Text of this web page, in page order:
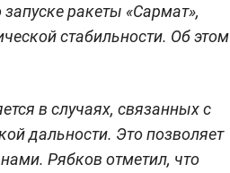
ракеты «Сармат»,
стабильности. Об этом
в случаях, связанных с
дальности. Это позволяет
Рябков отметил, что